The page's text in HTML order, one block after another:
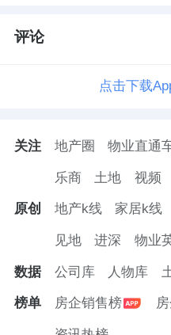
评论
点击下载
关注 地产圈 物业直通
乐商 土地 视频
原创 地产k线 家居k线
见地 进深 物业
数据 公司库 人物库
榜单 房企销售榜